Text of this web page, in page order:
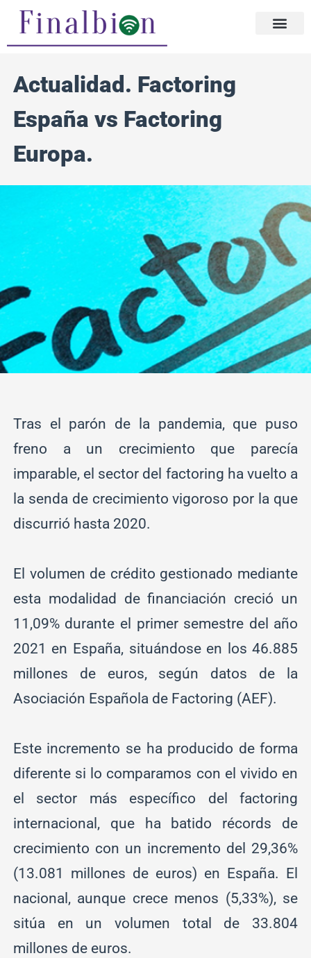
Actualidad. Factoring
España vs Factoring
Europa.
Tras el parón de la pandemia, que puso
freno a un crecimiento que parecía
imparable, el sector del factoring ha vuelto a
la senda de crecimiento vigoroso por la que
discurrió hasta 2020.
El volumen de crédito gestionado mediante
esta modalidad de financiación creció un
11,09% durante el primer semestre del año
2021 en España, situándose en los 46.885
millones de euros, según datos de la
Asociación Española de Factoring (AEF).
Este incremento se ha producido de forma
diferente si lo comparamos con el vivido en
el sector más específico del factoring
internacional, que ha batido récords de
crecimiento con un incremento del 29,36%
(13.081 millones de euros) en España. El
nacional, aunque crece menos (5,33%), se
sitúa en un volumen total de 33.804
millones de euros.